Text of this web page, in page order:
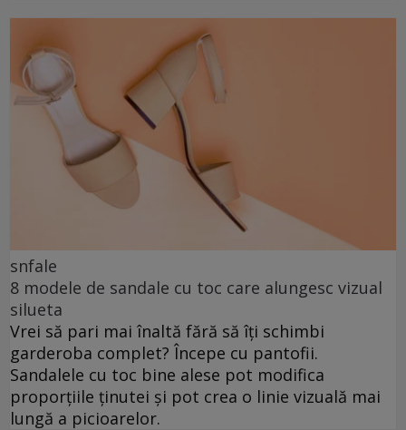
snfale
8 modele de sandale cu toc care alungesc vizual
silueta
Vrei să pari mai înaltă fără să îți schimbi
garderoba complet? Începe cu pantofii.
Sandalele cu toc bine alese pot modifica
proporțiile ținutei și pot crea o linie vizuală mai
lungă a picioarelor.